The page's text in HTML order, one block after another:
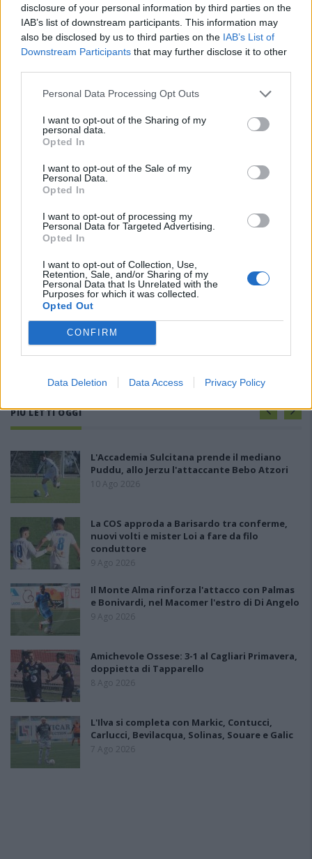
disclosure of your personal information by third parties on the
IAB’s list of downstream participants. This information may
also be disclosed by us to third parties on the IAB’s List of
Downstream Participants that may further disclose it to other
Personal Data Processing Opt Outs
I want to opt-out of the Sharing of my
personal data.
Opted In
I want to opt-out of the Sale of my
Personal Data.
Opted In
I want to opt-out of processing my
Personal Data for Targeted Advertising.
Opted In
I want to opt-out of Collection, Use,
Retention, Sale, and/or Sharing of my
Personal Data that Is Unrelated with the
Purposes for which it was collected.
Opted Out
CONFIRM
Data Deletion Data Access Privacy Policy
PIÙ LETTI OGGI
L'Accademia Sulcitana prende il mediano
Puddu, allo Jerzu l'attaccante Bebo Atzori
10 Ago 2026
La COS approda a Barisardo tra conferme,
nuovi volti e mister Loi a fare da filo
conduttore
9 Ago 2026
Il Monte Alma rinforza l'attacco con Palmas
e Bonivardi, nel Macomer l'estro di Di Angelo
9 Ago 2026
Amichevole Ossese: 3-1 al Cagliari Primavera,
doppietta di Tapparello
8 Ago 2026
L'Ilva si completa con Markic, Contucci,
Carlucci, Bevilacqua, Solinas, Souare e Galic
7 Ago 2026